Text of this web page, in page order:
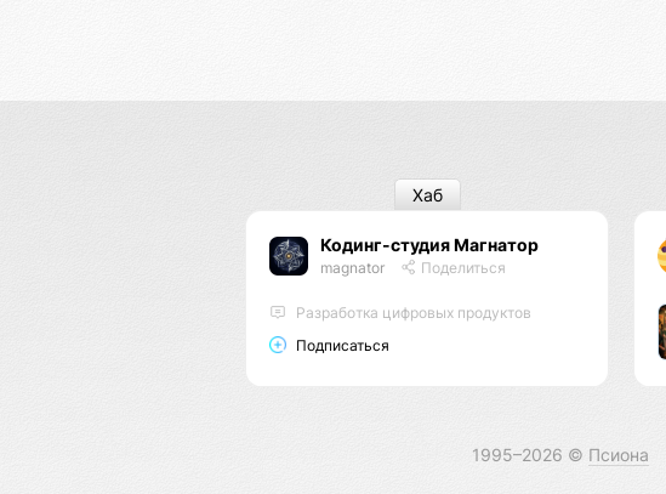
Кодинг-студия Магнатор
magnator Поделиться
Разработка цифровых продуктов
Подписаться
Хаб
1995–2026 © Псиона